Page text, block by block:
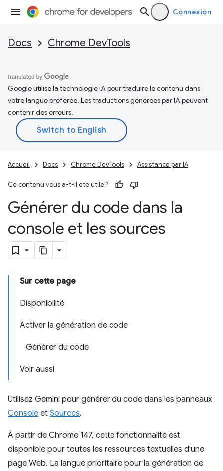
Connexion
Docs Chrome DevTools
Google utilise la technologie IA pour traduire le contenu dans
votre langue préférée. Les traductions générées par IA peuvent
contenir des erreurs.
Accueil Docs Chrome DevTools Assistance par IA
Ce contenu vous a-t-il été utile ?
Générer du code dans la
console et les sources
Sur cette page
Disponibilité
Activer la génération de code
Générer du code
Voir aussi
Utilisez Gemini pour générer du code dans les panneaux
Console et Sources.
À partir de Chrome 147, cette fonctionnalité est
disponible pour toutes les ressources textuelles d'une
page Web. La langue prioritaire pour la génération de